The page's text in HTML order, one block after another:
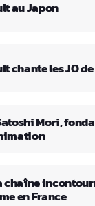
au Japon
chante les JO
Mori,
chaîne
en France